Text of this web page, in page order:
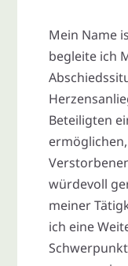
Mein Name
begleite ich
Beteiligten
würdevoll
meiner
ich eine